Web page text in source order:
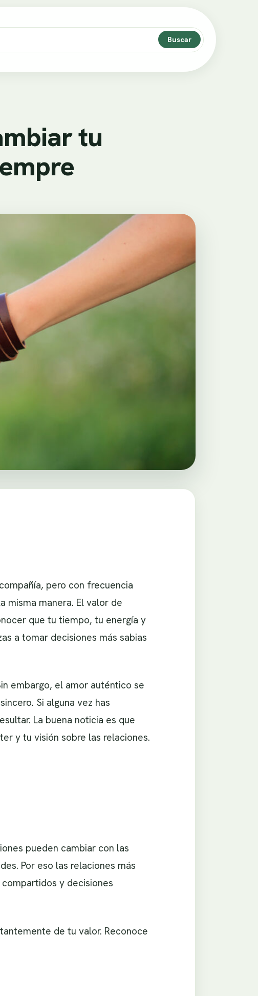
Buscar
tu
pero con frecuencia
misma manera. El valor de
que tu tiempo, tu energía y
a tomar decisiones más sabias
embargo, el amor auténtico se
Si alguna vez has
La buena noticia es que
y tu visión sobre las relaciones.
pueden cambiar con las
Por eso las relaciones más
y decisiones
de tu valor. Reconoce